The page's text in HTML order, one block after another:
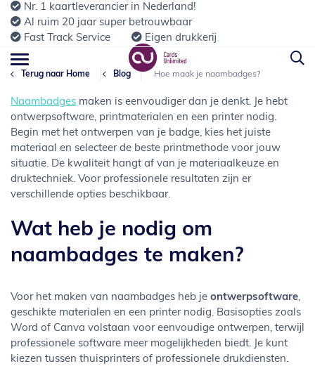
Nr. 1 kaartleverancier in Nederland!
Al ruim 20 jaar super betrouwbaar
Fast Track Service
Eigen drukkerij
Terug naar Home Blog Hoe maak je naambadges?
Naambadges maken is eenvoudiger dan je denkt. Je hebt
ontwerpsoftware, printmaterialen en een printer nodig.
Begin met het ontwerpen van je badge, kies het juiste
materiaal en selecteer de beste printmethode voor jouw
situatie. De kwaliteit hangt af van je materiaalkeuze en
druktechniek. Voor professionele resultaten zijn er
verschillende opties beschikbaar.
Wat heb je nodig om
naambadges te maken?
Voor het maken van naambadges heb je ontwerpsoftware,
geschikte materialen en een printer nodig. Basisopties zoals
Word of Canva volstaan voor eenvoudige ontwerpen, terwijl
professionele software meer mogelijkheden biedt. Je kunt
kiezen tussen thuisprinters of professionele drukdiensten.